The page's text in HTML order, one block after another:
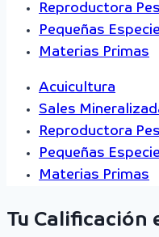
Reproductora
Pequeñas
Materias Primas
Acuicultura
Sales
Reproductora
Pequeñas
Materias Primas
Tu